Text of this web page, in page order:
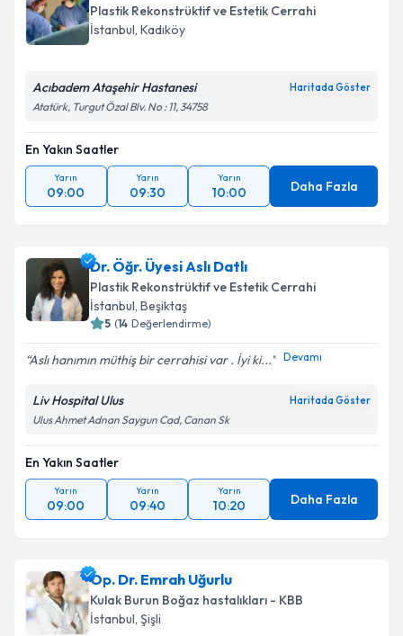
Plastik Rekonstrüktif ve Estetik Cerrahi
İstanbul, Kadıköy
Acıbadem Ataşehir Hastanesi Haritada Göster
Atatürk, Turgut Özal Blv. No : 11, 34758
En Yakın Saatler
Yarın
09:00
Yarın
09:30
Yarın
10:00 Daha Fazla
Dr. Öğr. Üyesi Aslı Datlı
Plastik Rekonstrüktif ve Estetik Cerrahi
İstanbul, Beşiktaş
5 (14 Değerlendirme)
Aslı hanımın müthiş bir cerrahisi var . İyi ki... Devamı
Liv Hospital Ulus Haritada Göster
Ulus Ahmet Adnan Saygun Cad, Canan Sk
En Yakın Saatler
Yarın
09:00
Yarın
09:40
Yarın
10:20 Daha Fazla
Op. Dr. Emrah Uğurlu
Kulak Burun Boğaz hastalıkları - KBB
İstanbul, Şişli